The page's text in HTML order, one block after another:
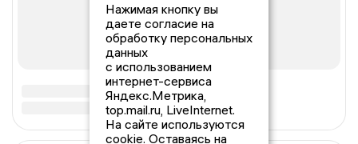
Нажимая кнопку вы
даете согласие на
обработку персональных
данных
с использованием
интернет-сервиса
Яндекс.Метрика,
top.mail.ru, LiveInternet.
На сайте используются
cookie. Оставаясь на